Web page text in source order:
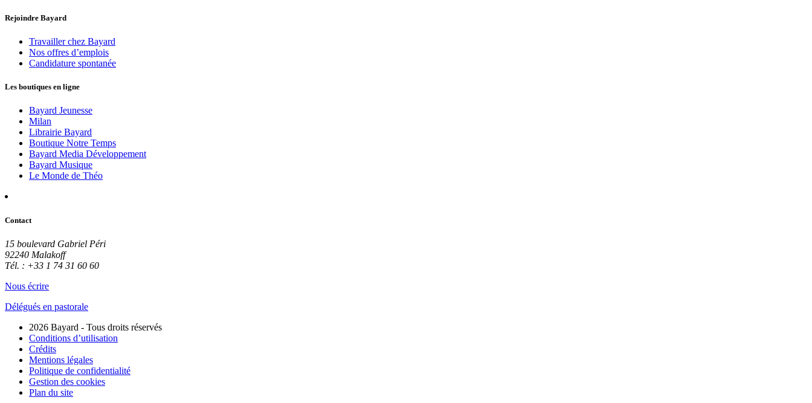
Rejoindre Bayard
Travailler chez Bayard
Nos offres d’emplois
Candidature spontanée
Les boutiques en ligne
Bayard Jeunesse
Milan
Librairie Bayard
Boutique Notre Temps
Bayard Media Développement
Bayard Musique
Le Monde de Théo
Contact
15 boulevard Gabriel Péri
92240 Malakoff
Tél. : +33 1 74 31 60 60
Nous écrire
Délégués en pastorale
2026 Bayard - Tous droits réservés
Conditions d’utilisation
Crédits
Mentions légales
Politique de confidentialité
Gestion des cookies
Plan du site